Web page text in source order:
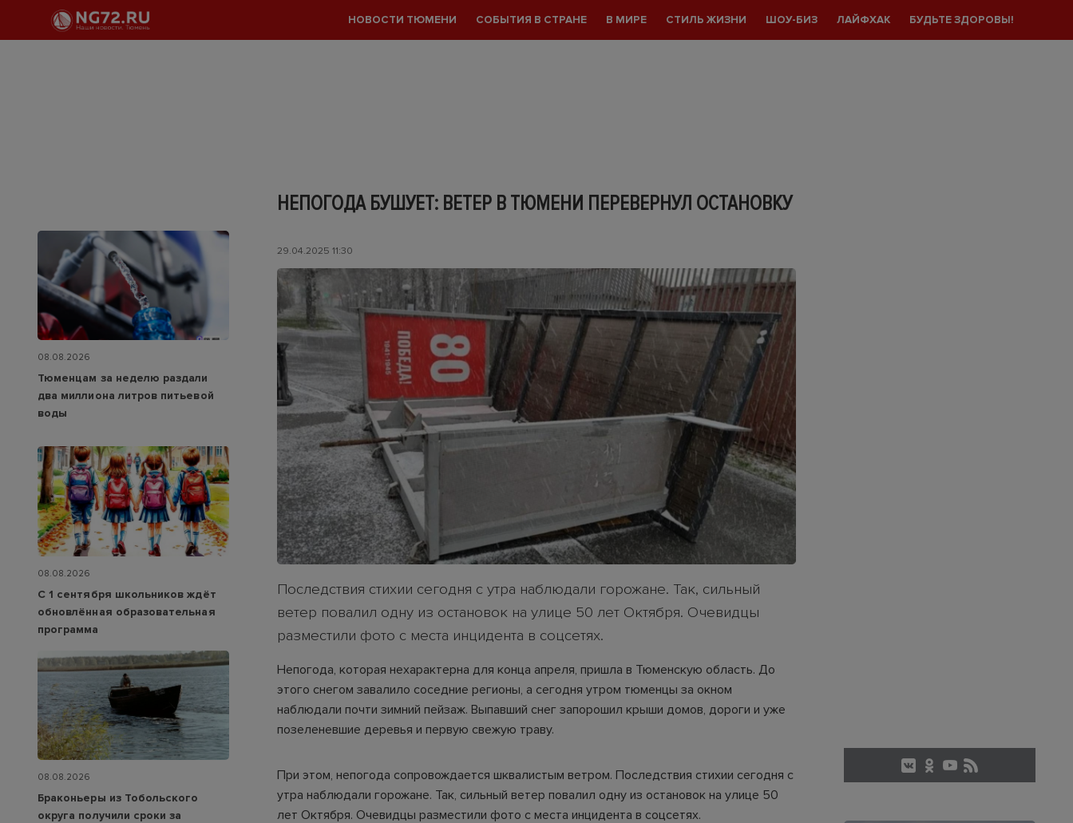
НОВОСТИ ТЮМЕНИ СОБЫТИЯ В СТРАНЕ В МИРЕ СТИЛЬ ЖИЗНИ ШОУ-БИЗ ЛАЙФХАК БУДЬТЕ ЗДОРОВЫ!
НЕПОГОДА БУШУЕТ: ВЕТЕР В ТЮМЕНИ ПЕРЕВЕРНУЛ ОСТАНОВКУ
29.04.2025 11:30
Последствия стихии сегодня с утра наблюдали горожане. Так, сильный
ветер повалил одну из остановок на улице 50 лет Октября. Очевидцы
разместили фото с места инцидента в соцсетях.
Непогода, которая нехарактерна для конца апреля, пришла в Тюменскую область. До
этого снегом завалило соседние регионы, а сегодня утром тюменцы за окном
наблюдали почти зимний пейзаж. Выпавший снег запорошил крыши домов, дороги и уже
позеленевшие деревья и первую свежую траву.
При этом, непогода сопровождается шквалистым ветром. Последствия стихии сегодня с
утра наблюдали горожане. Так, сильный ветер повалил одну из остановок на улице 50
лет Октября. Очевидцы разместили фото с места инцидента в соцсетях.
08.08.2026
Тюменцам за неделю раздали
два миллиона литров питьевой
воды
08.08.2026
С 1 сентября школьников ждёт
обновлённая образовательная
программа
08.08.2026
Браконьеры из Тобольского
округа получили сроки за